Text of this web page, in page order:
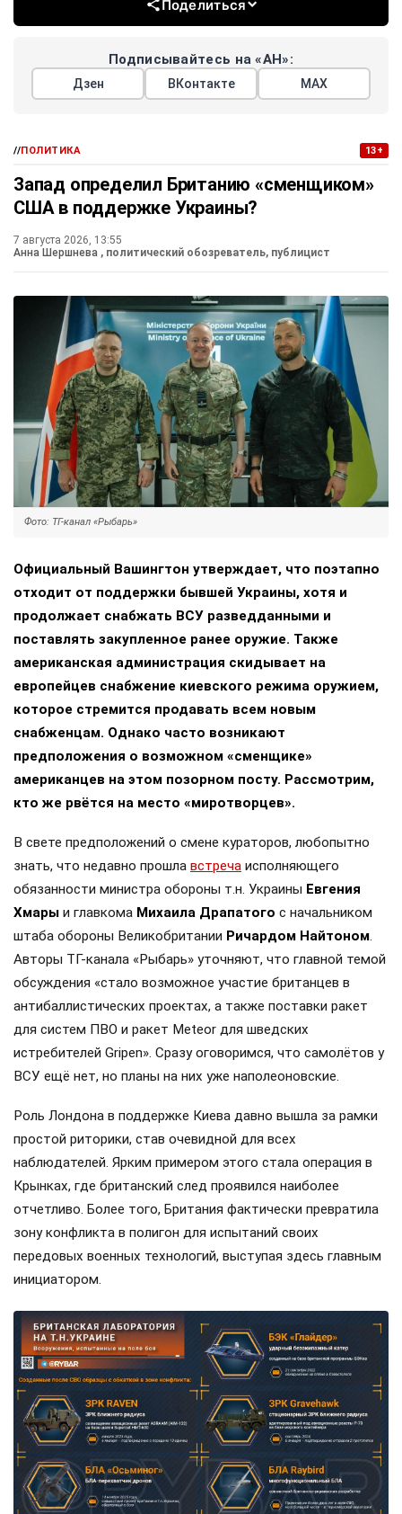
Поделиться
Подписывайтесь на «АН»:
Дзен ВКонтакте МАХ
//ПОЛИТИКА 13+
Запад определил Британию «сменщиком»
США в поддержке Украины?
7 августа 2026, 13:55
Анна Шершнева , политический обозреватель, публицист
Фото: ТГ-канал «Рыбарь»
Официальный Вашингтон утверждает, что поэтапно
отходит от поддержки бывшей Украины, хотя и
продолжает снабжать ВСУ разведданными и
поставлять закупленное ранее оружие. Также
американская администрация скидывает на
европейцев снабжение киевского режима оружием,
которое стремится продавать всем новым
снабженцам. Однако часто возникают
предположения о возможном «сменщике»
американцев на этом позорном посту. Рассмотрим,
кто же рвётся на место «миротворцев».
В свете предположений о смене кураторов, любопытно
знать, что недавно прошла встреча исполняющего
обязанности министра обороны т.н. Украины Евгения
Хмары и главкома Михаила Драпатого с начальником
штаба обороны Великобритании Ричардом Найтоном.
Авторы ТГ-канала «Рыбарь» уточняют, что главной темой
обсуждения «стало возможное участие британцев в
антибаллистических проектах, а также поставки ракет
для систем ПВО и ракет Meteor для шведских
истребителей Gripen». Сразу оговоримся, что самолётов у
ВСУ ещё нет, но планы на них уже наполеоновские.
Роль Лондона в поддержке Киева давно вышла за рамки
простой риторики, став очевидной для всех
наблюдателей. Ярким примером этого стала операция в
Крынках, где британский след проявился наиболее
отчетливо. Более того, Британия фактически превратила
зону конфликта в полигон для испытаний своих
передовых военных технологий, выступая здесь главным
инициатором.